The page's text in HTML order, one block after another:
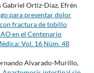
Ortiz-Díaz, Efrén
para presentar dolor
fractura de tobillo
en el Centenario
Vol. 16 Núm. 48
Alvarado-Murillo,